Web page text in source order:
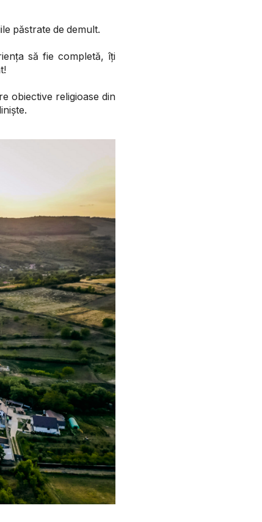
păstrate de demult.
să fie completă, îți
obiective religioase din